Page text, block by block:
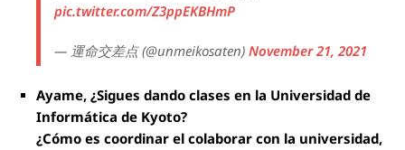
pic.twitter.com/Z3ppEKBHmP
— 運命交差点 (@unmeikosaten) November 21, 2021
Ayame, ¿Sigues dando clases en la Universidad de
Informática de Kyoto?
¿Cómo es coordinar el colaborar con la universidad,